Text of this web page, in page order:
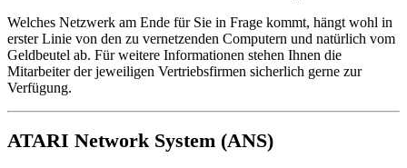
Welches Netzwerk am Ende für Sie in Frage kommt, hängt wohl in
erster Linie von den zu vernetzenden Computern und natürlich vom
Geldbeutel ab. Für weitere Informationen stehen Ihnen die
Mitarbeiter der jeweiligen Vertriebsfirmen sicherlich gerne zur
Verfügung.
ATARI Network System (ANS)